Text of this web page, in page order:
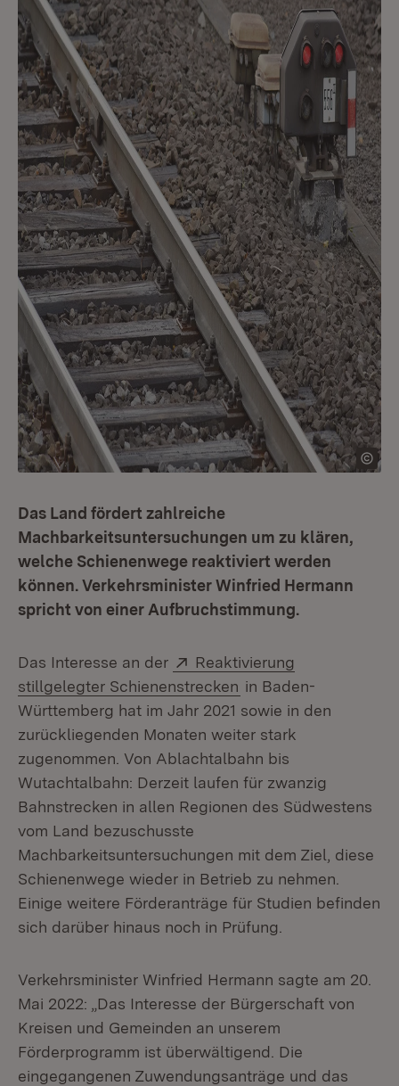
Das Land fördert zahlreiche
Machbarkeitsuntersuchungen um zu klären,
welche Schienenwege reaktiviert werden
können. Verkehrsminister Winfried Hermann
spricht von einer Aufbruchstimmung.
Das Interesse an der Extern:
Reaktivierung
stillgelegter Schienenstrecken (Öffnet in neuem
in Baden-
Württemberg hat im Jahr 2021 sowie in den
zurückliegenden Monaten weiter stark
zugenommen. Von Ablachtalbahn bis
Wutachtalbahn: Derzeit laufen für zwanzig
Bahnstrecken in allen Regionen des Südwestens
vom Land bezuschusste
Machbarkeitsuntersuchungen mit dem Ziel, diese
Schienenwege wieder in Betrieb zu nehmen.
Einige weitere Förderanträge für Studien befinden
sich darüber hinaus noch in Prüfung.
Verkehrsminister Winfried Hermann sagte am 20.
Mai 2022: „Das Interesse der Bürgerschaft von
Kreisen und Gemeinden an unserem
Förderprogramm ist überwältigend. Die
eingegangenen Zuwendungsanträge und das